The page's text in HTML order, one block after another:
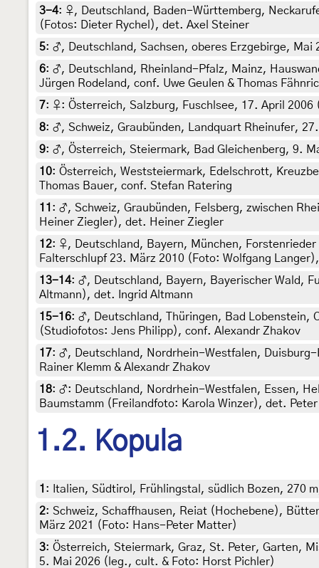
3-4: ♀, Deutschland, Baden-Württemberg,
(Fotos: Dieter Rychel), det. Axel Steiner
5: ♂, Deutschland, Sachsen, oberes Erzgebirge,
6: ♂, Deutschland, Rheinland-Pfalz, Mainz,
Jürgen Rodeland, conf. Uwe Geulen & Thomas
7: ♀: Österreich, Salzburg, Fuschlsee, 17. April
8: ♂, Schweiz, Graubünden, Landquart Rheinufer,
9: ♂, Österreich, Steiermark, Bad Gleichenberg, 9.
10: Österreich, Weststeiermark, Edelschrott,
Thomas Bauer, conf. Stefan Ratering
11 : ♂, Schweiz, Graubünden, Felsberg, zwischen
Heiner Ziegler), det. Heiner Ziegler
12: ♀, Deutschland, Bayern, München,
Falterschlupf 23. März 2010 (Foto: Wolfgang
13-14: ♂, Deutschland, Bayern, Bayerischer Wald,
Altmann), det. Ingrid Altmann
15-16: ♂, Deutschland, Thüringen, Bad Lobenstein,
(Studiofotos: Jens Philipp), conf. Alexandr Zhakov
17: ♂, Deutschland, Nordrhein-Westfalen,
Rainer Klemm & Alexandr Zhakov
18: ♂: Deutschland, Nordrhein-Westfalen, Essen,
Baumstamm (Freilandfoto: Karola Winzer), det.
1.2. Kopula
1 :
Italien, Südtirol, Frühlingstal, südlich Bozen, 270
2: Schweiz, Schaffhausen, Reiat (Hochebene),
März 2021 (Foto: Hans-Peter Matter)
3: Österreich, Steiermark, Graz, St. Peter, Garten,
5. Mai 2026 (leg., cult. & Foto: Horst Pichler)